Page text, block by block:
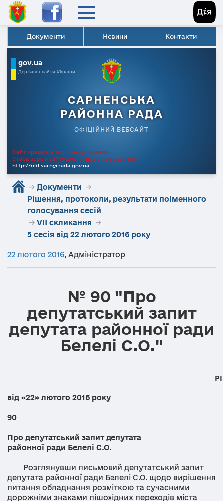
Документи Новини Контакти
gov.ua
Державні сайти України
САРНЕНСЬКА
РАЙОННА РАДА
ОФІЦІЙНИЙ ВЕБСАЙТ
Сайт працює в тестовому режимі.
Стара версія сайту доступна за посиланням
http://old.sarnyrrada.gov.ua
→ Документи →
Рішення, протоколи, результати поіменного
голосування сесій
→ VII скликання →
5 сесія від 22 лютого 2016 року
22 лютого 2016, Адміністратор
№ 90 "Про
депутатський запит
депутата районної ради
Белелі С.О."
від «22» лютого 2016 року
90
Про депутатський запит депутата
районної ради Белелі С.О.
Розглянувши письмовий депутатський запит
депутата районної ради Белелі С.О. щодо вирішення
питання обладнання розміткою та сучасними
дорожніми знаками пішохідних переходів міста